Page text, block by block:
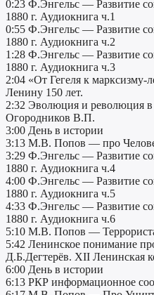
0:23 Ф.Энгельс — Развитие
1880 г. Аудиокнига ч.1
0:55 Ф.Энгельс — Развитие
1880 г. Аудиокнига ч.2
1:28 Ф.Энгельс — Развитие
1880 г. Аудиокнига ч.3
2:04 «От Гегеля к
Ленину 150 лет.
2:32 Эволюция и революция в
Огородников В.П.
3:00 День в истории
3:13 М.В. Попов — про
3:29 Ф.Энгельс — Развитие
1880 г. Аудиокнига ч.4
4:00 Ф.Энгельс — Развитие
1880 г. Аудиокнига ч.5
4:33 Ф.Энгельс — Развитие
1880 г. Аудиокнига ч.6
5:10 М.В. Попов —
5:42 Ленинское понимание
Д.Б.Дегтерёв. XII Ленинская
6:00 День в истории
6:13 РКР информационное